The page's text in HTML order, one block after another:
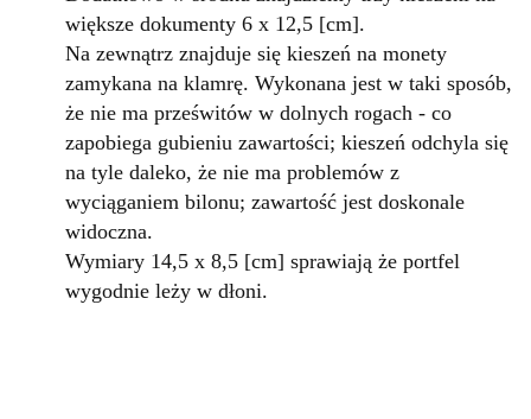
większe dokumenty 6 x 12,5 [cm].
Na zewnątrz znajduje się kieszeń na monety
zamykana na klamrę. Wykonana jest w taki sposób,
że nie ma prześwitów w dolnych rogach - co
zapobiega gubieniu zawartości; kieszeń odchyla się
na tyle daleko, że nie ma problemów z
wyciąganiem bilonu; zawartość jest doskonale
widoczna.
Wymiary 14,5 x 8,5 [cm] sprawiają że portfel
wygodnie leży w dłoni.